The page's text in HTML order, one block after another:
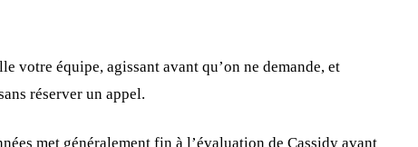
votre équipe, agissant avant qu’on ne demande, et
réserver un appel.
met généralement fin à l’évaluation de Cassidy avant